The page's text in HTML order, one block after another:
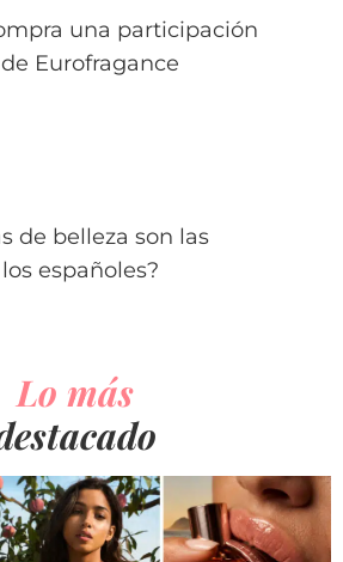
una participación
Eurofragance
de belleza son las
españoles?
Lo más